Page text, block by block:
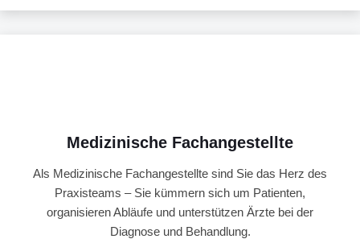
Medizinische Fachangestellte
Als Medizinische Fachangestellte sind Sie das Herz des
Praxisteams – Sie kümmern sich um Patienten,
organisieren Abläufe und unterstützen Ärzte bei der
Diagnose und Behandlung.